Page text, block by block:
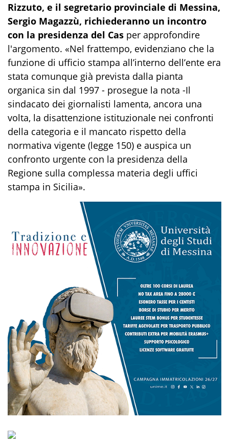
Rizzuto, e il segretario provinciale di Messina,
Sergio Magazzù, richiederanno un incontro
con la presidenza del Cas per approfondire
l'argomento. «Nel frattempo, evidenziano che la
funzione di ufficio stampa all’interno dell’ente era
stata comunque già prevista dalla pianta
organica sin dal 1997 - prosegue la nota -Il
sindacato dei giornalisti lamenta, ancora una
volta, la disattenzione istituzionale nei confronti
della categoria e il mancato rispetto della
normativa vigente (legge 150) e auspica un
confronto urgente con la presidenza della
Regione sulla complessa materia degli uffici
stampa in Sicilia».